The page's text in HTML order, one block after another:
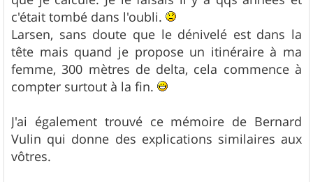
c'était tombé dans l'oubli.
Larsen, sans doute que le dénivelé est dans la
tête mais quand je propose un itinéraire à ma
femme, 300 mètres de delta, cela commence à
compter surtout à la fin.
J'ai également trouvé ce mémoire de Bernard
Vulin qui donne des explications similaires aux
vôtres.